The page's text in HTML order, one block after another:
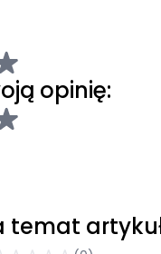
opinię:
temat